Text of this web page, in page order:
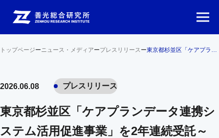
トップページーニュース・メディアープレスリリースー 東京都杉並区「ケアプランデータ連携システム活用促進事業」を2年連続受託～全国28自治体32地域・2,000事業所超の導入支援実績を活かし、介護現場のDX推進を継続～
2026.06.08 プレスリリース
東京都杉並区「ケアプランデータ連携シ
ステム活用促進事業」を2年連続受託～